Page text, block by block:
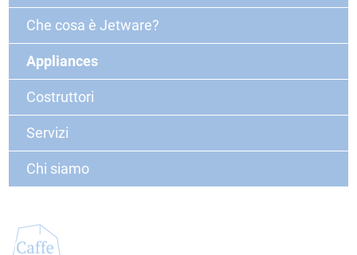
Che cosa è Jetware?
Appliances
Costruttori
Servizi
Chi siamo